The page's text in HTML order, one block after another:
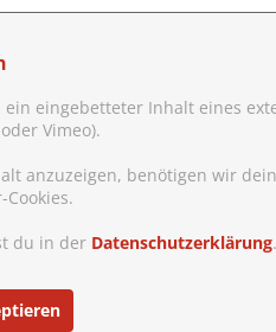
eingebetteter Inhalt eines
Vimeo).
anzuzeigen, benötigen wir
du in der Datenschutzerklärung.